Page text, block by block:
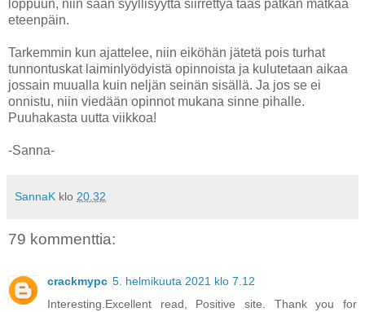
loppuun, niin saan syyllisyyttä siirrettyä taas pätkän matkaa
eteenpäin.
Tarkemmin kun ajattelee, niin eiköhän jätetä pois turhat
tunnontuskat laiminlyödyistä opinnoista ja kulutetaan aikaa
jossain muualla kuin neljän seinän sisällä. Ja jos se ei
onnistu, niin viedään opinnot mukana sinne pihalle.
Puuhakasta uutta viikkoa!
-Sanna-
SannaK klo 20.32
79 kommenttia:
crackmypc 5. helmikuuta 2021 klo 7.12
Interesting.Excellent read, Positive site. Thank you for